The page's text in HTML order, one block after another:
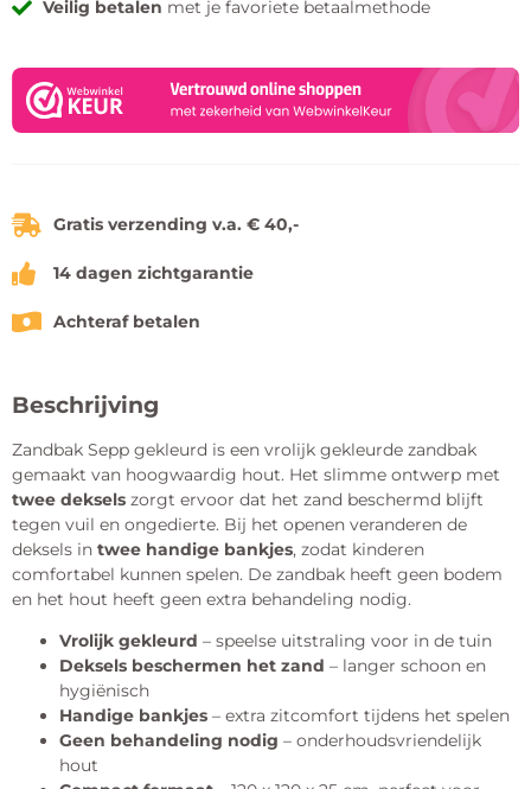
Veilig betalen met je favoriete betaalmethode
Gratis verzending v.a. € 40,-
14 dagen zichtgarantie
Achteraf betalen
Beschrijving
Zandbak Sepp gekleurd is een vrolijk gekleurde zandbak
gemaakt van hoogwaardig hout. Het slimme ontwerp met
twee deksels zorgt ervoor dat het zand beschermd blijft
tegen vuil en ongedierte. Bij het openen veranderen de
deksels in twee handige bankjes, zodat kinderen
comfortabel kunnen spelen. De zandbak heeft geen bodem
en het hout heeft geen extra behandeling nodig.
Vrolijk gekleurd – speelse uitstraling voor in de tuin
Deksels beschermen het zand – langer schoon en
hygiënisch
Handige bankjes – extra zitcomfort tijdens het spelen
Geen behandeling nodig – onderhoudsvriendelijk
hout